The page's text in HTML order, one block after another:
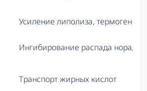
Усиление липолиза, термогенез
Ингибирование распада
Транспорт жирных кислот